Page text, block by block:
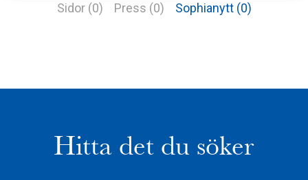
Sidor (0) Press (0) Sophianytt (0)
Hitta det du söker